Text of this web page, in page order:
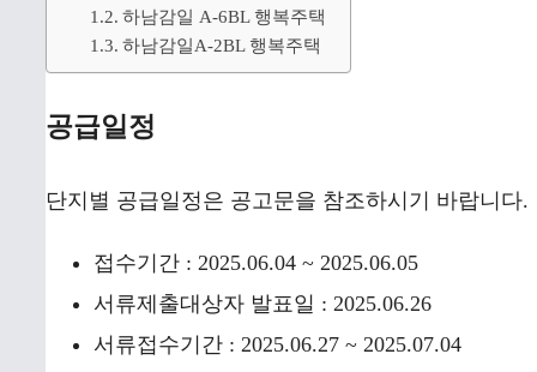
하남감일 A-6BL 행복주택
하남감일A-2BL 행복주택
공급일정
단지별 공급일정은 공고문을 참조하시기 바랍니다.
접수기간 : 2025.06.04 ~ 2025.06.05
서류제출대상자 발표일 : 2025.06.26
서류접수기간 : 2025.06.27 ~ 2025.07.04